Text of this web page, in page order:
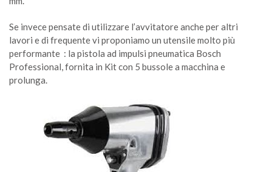
Se invece pensate di utilizzare l’avvitatore anche per altri
lavori e di frequente vi proponiamo un utensile molto più
performante : la pistola ad impulsi pneumatica Bosch
Professional, fornita in Kit con 5 bussole a macchina e
prolunga.